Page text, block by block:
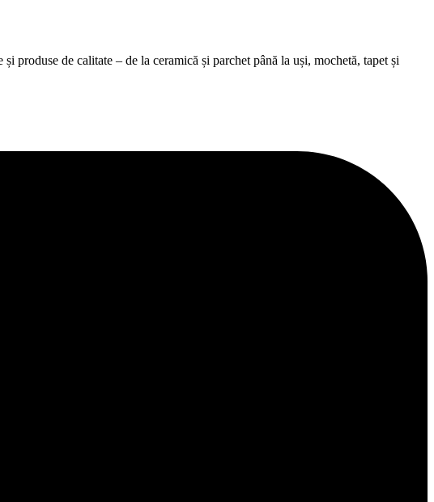
produse de calitate – de la ceramică și parchet până la uși, mochetă, tapet și